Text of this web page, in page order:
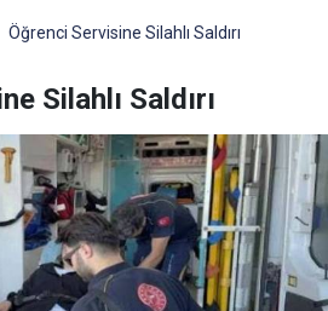
Öğrenci Servisine Silahlı Saldırı
Silahlı Saldırı